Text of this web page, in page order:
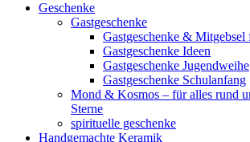
Geschenke
Gastgeschenke
Gastgeschenke &
Gastgeschenke Ideen
Gastgeschenke Jugendweihe
Gastgeschenke Schulanfang
Mond & Kosmos – für alles rund
Sterne
spirituelle geschenke
Handgemachte Keramik